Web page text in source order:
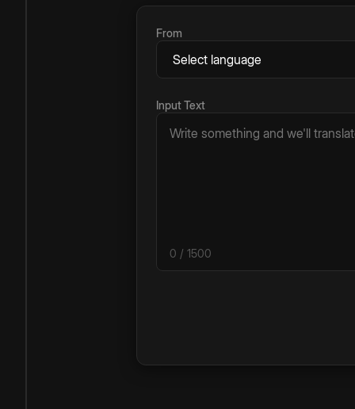
From
Input Text
0 / 1500